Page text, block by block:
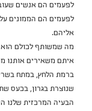
לפעמים הם אנשים
לפעמים הם הממונים
אליהם.
מה שמשותף לכולם
איתם משאירים אותנו
ברמת הלחץ, במתח
שנוצרת בגרון, בכעס
הבעיה המרכזית שלנו